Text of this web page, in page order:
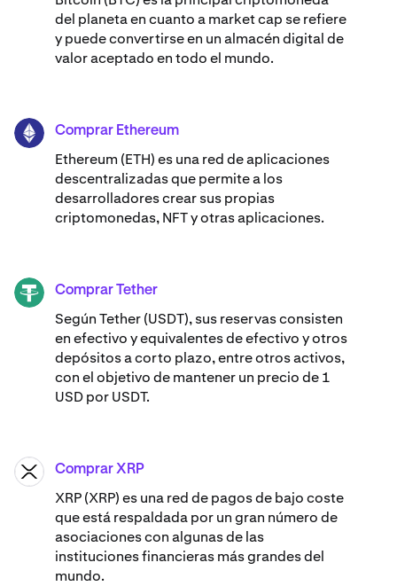
del planeta en cuanto a market cap se refiere
y puede convertirse en un almacén digital de
valor aceptado en todo el mundo.
ETH Comprar Ethereum
Ethereum (ETH) es una red de aplicaciones
descentralizadas que permite a los
desarrolladores crear sus propias
criptomonedas, NFT y otras aplicaciones.
USDT Comprar Tether
Según Tether (USDT), sus reservas consisten
en efectivo y equivalentes de efectivo y otros
depósitos a corto plazo, entre otros activos,
con el objetivo de mantener un precio de 1
USD por USDT.
XRP Comprar XRP
XRP (XRP) es una red de pagos de bajo coste
que está respaldada por un gran número de
asociaciones con algunas de las
instituciones financieras más grandes del
mundo.